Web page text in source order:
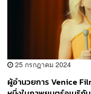
25 กรกฎาคม 2024
ผู้อำนวยการ Venice